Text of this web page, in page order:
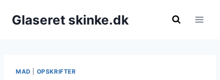
Glaseret skinke.dk
MAD OPSKRIFTER